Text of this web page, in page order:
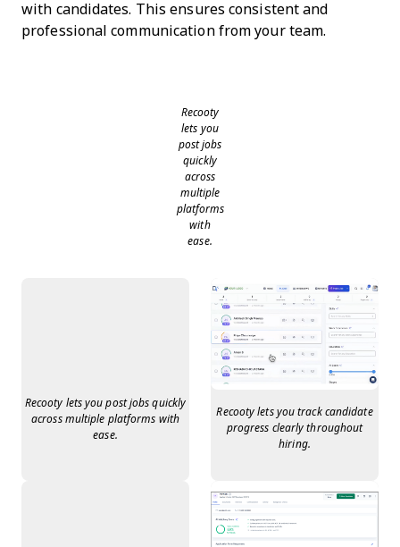
with candidates. This ensures consistent and
professional communication from your team.
Recooty
lets you
post jobs
quickly
across
multiple
platforms
with
ease.
Recooty lets you post jobs quickly
across multiple platforms with
ease.
Recooty lets you track candidate
progress clearly throughout
hiring.